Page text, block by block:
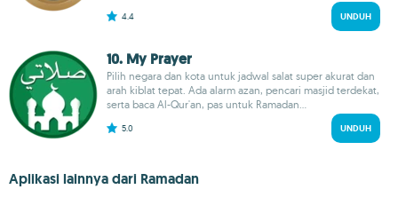
4.4 UNDUH
10. My Prayer
Pilih negara dan kota untuk jadwal salat super akurat dan
arah kiblat tepat. Ada alarm azan, pencari masjid terdekat,
serta baca Al-Qur'an, pas untuk Ramadan...
5.0 UNDUH
Aplikasi lainnya dari Ramadan